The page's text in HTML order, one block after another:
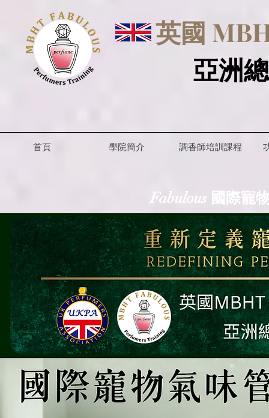
英國
亞洲
首頁 學院簡介 調香師培訓課程
Fabulous 國際寵